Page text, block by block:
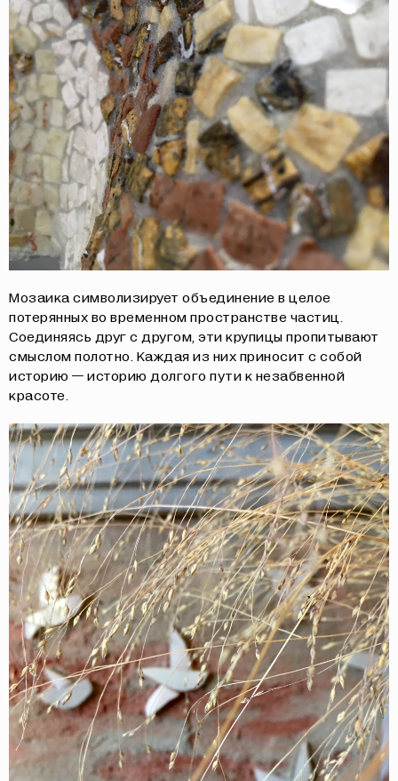
Мозаика символизирует объединение в целое
потерянных во временном пространстве частиц.
Соединяясь друг с другом, эти крупицы пропитывают
смыслом полотно. Каждая из них приносит с собой
историю — историю долгого пути к незабвенной
красоте.